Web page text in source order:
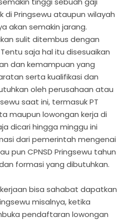
Pringsewu ataupun wilayah
akan semakin jarang.
sulit ditembus dengan
saja hal itu disesuaikan
dan kemampuan yang
serta kualifikasi dan
oleh perusahaan atau
saat ini, termasuk PT
maupun lowongan kerja di
dicari hingga minggu ini
dari pemerintah mengenai
pun CPNSD Pringsewu tahun
formasi yang dibutuhkan.
bisa sahabat dapatkan
misalnya, ketika
pendaftaran lowongan